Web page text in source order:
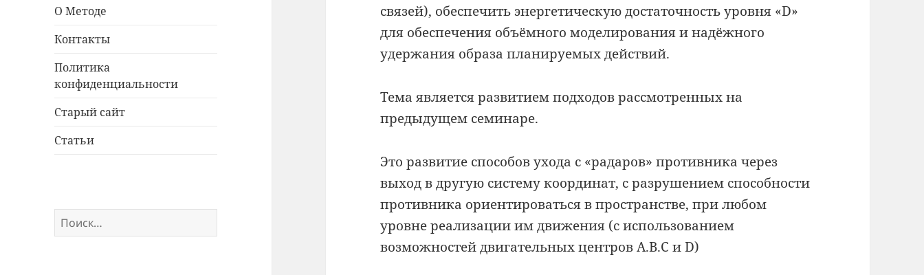
О Методе
Контакты
Политика
конфиденциальности
Старый сайт
Статьи
Найти:
связей), обеспечить энергетическую достаточность уровня «D»
для обеспечения объёмного моделирования и надёжного
удержания образа планируемых действий.
Тема является развитием подходов рассмотренных на
предыдущем семинаре.
Это развитие способов ухода с «радаров» противника через
выход в другую систему координат, с разрушением способности
противника ориентироваться в пространстве, при любом
уровне реализации им движения (с использованием
возможностей двигательных центров А.B.С и D)